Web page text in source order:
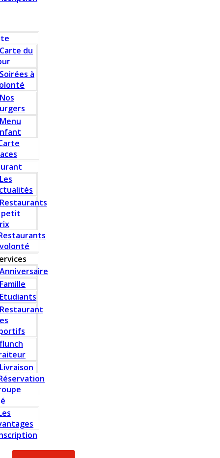
Carte du
Soirées à
Nos
Menu
Les
Restaurants
petit
Anniversaire
Famille
Etudiants
Restaurant
flunch
Livraison